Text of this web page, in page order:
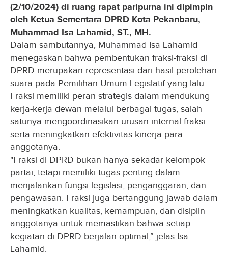
(2/10/2024) di ruang rapat paripurna ini dipimpin
oleh Ketua Sementara DPRD Kota Pekanbaru,
Muhammad Isa Lahamid, ST., MH.
Dalam sambutannya, Muhammad Isa Lahamid
menegaskan bahwa pembentukan fraksi-fraksi di
DPRD merupakan representasi dari hasil perolehan
suara pada Pemilihan Umum Legislatif yang lalu.
Fraksi memiliki peran strategis dalam mendukung
kerja-kerja dewan melalui berbagai tugas, salah
satunya mengoordinasikan urusan internal fraksi
serta meningkatkan efektivitas kinerja para
anggotanya.
"Fraksi di DPRD bukan hanya sekadar kelompok
partai, tetapi memiliki tugas penting dalam
menjalankan fungsi legislasi, penganggaran, dan
pengawasan. Fraksi juga bertanggung jawab dalam
meningkatkan kualitas, kemampuan, dan disiplin
anggotanya untuk memastikan bahwa setiap
kegiatan di DPRD berjalan optimal,” jelas Isa
Lahamid.